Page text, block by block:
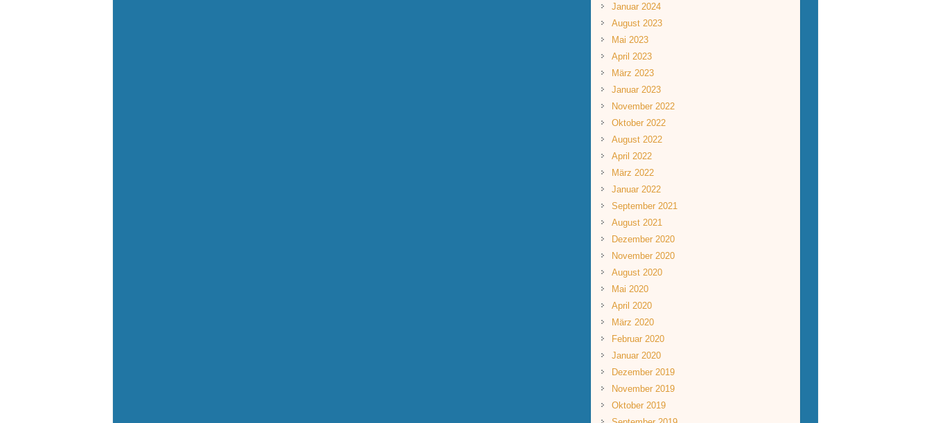
Januar 2024
August 2023
Mai 2023
April 2023
März 2023
Januar 2023
November 2022
Oktober 2022
August 2022
April 2022
März 2022
Januar 2022
September 2021
August 2021
Dezember 2020
November 2020
August 2020
Mai 2020
April 2020
März 2020
Februar 2020
Januar 2020
Dezember 2019
November 2019
Oktober 2019